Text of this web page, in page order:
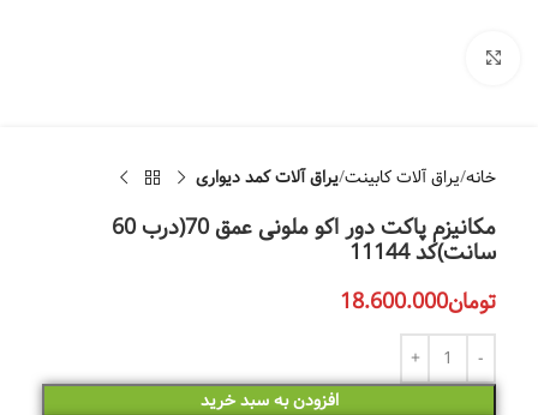
خانه یراق آلات کابینت یراق آلات کمد دیواری
مکانیزم پاکت دور اکو ملونی عمق 70(درب 60
سانت)کد 11144
تومان18.600.000
افزودن به سبد خرید